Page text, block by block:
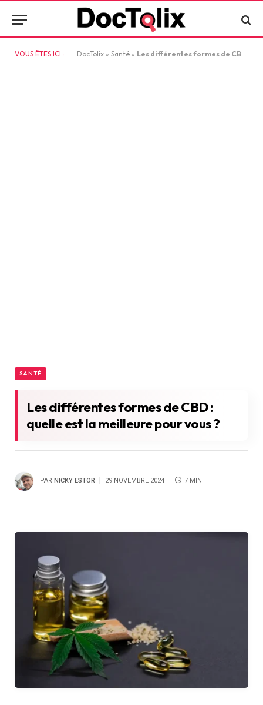
VOUS ÊTES ICI : DocTolix » Santé » Les différentes formes de CBD : quelle est la meilleure pour vous ?
SANTÉ
Les différentes formes de CBD :
quelle est la meilleure pour vous ?
PAR NICKY ESTOR 29 NOVEMBRE 2024 7 MIN